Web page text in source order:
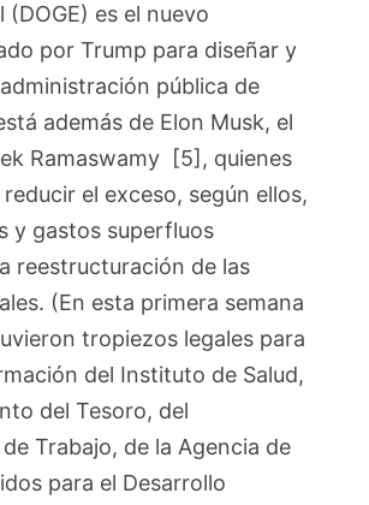
(DOGE) es el nuevo
por Trump para diseñar y
pública de
además de Elon Musk, el
Ramaswamy [5], quienes
el exceso, según ellos,
y gastos superfluos
reestructuración de las
(En esta primera semana
tropiezos legales para
del Instituto de Salud,
del Tesoro, del
Trabajo, de la Agencia de
para el Desarrollo